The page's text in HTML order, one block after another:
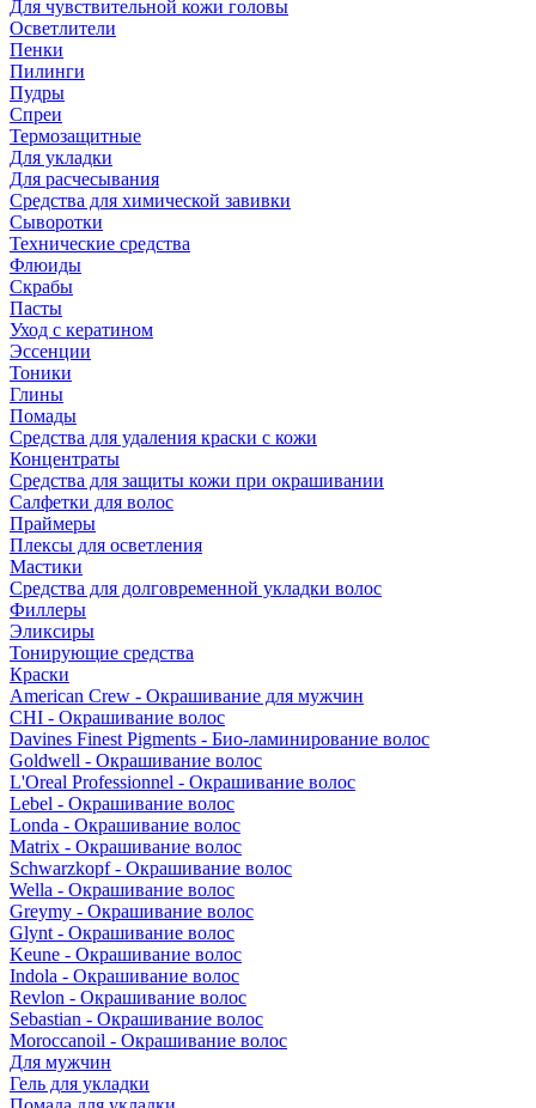
Для чувствительной кожи головы
Осветлители
Пенки
Пилинги
Пудры
Спреи
Термозащитные
Для укладки
Для расчесывания
Средства для химической завивки
Сыворотки
Технические средства
Флюиды
Скрабы
Пасты
Уход с кератином
Эссенции
Тоники
Глины
Помады
Средства для удаления краски с кожи
Концентраты
Средства для защиты кожи при окрашивании
Салфетки для волос
Праймеры
Плексы для осветления
Мастики
Средства для долговременной укладки волос
Филлеры
Эликсиры
Тонирующие средства
Краски
American Crew - Окрашивание для мужчин
CHI - Окрашивание волос
Davines Finest Pigments - Био-ламинирование волос
Goldwell - Окрашивание волос
L'Oreal Professionnel - Окрашивание волос
Lebel - Окрашивание волос
Londa - Окрашивание волос
Matrix - Окрашивание волос
Schwarzkopf - Окрашивание волос
Wella - Окрашивание волос
Greymy - Окрашивание волос
Glynt - Окрашивание волос
Keune - Окрашивание волос
Indola - Окрашивание волос
Revlon - Окрашивание волос
Sebastian - Окрашивание волос
Moroccanoil - Окрашивание волос
Для мужчин
Гель для укладки